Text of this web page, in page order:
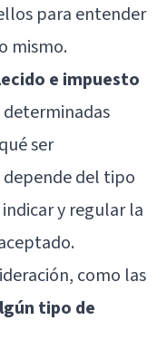
para entender
mismo.
e impuesto
determinadas
ser
depende del tipo
y regular la
como las
tipo de